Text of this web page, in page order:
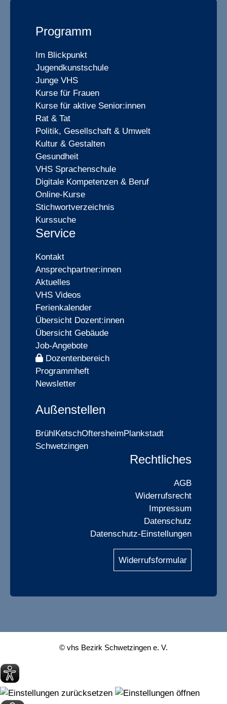
Programm
Im Blickpunkt
Jugendkunstschule
Junge VHS
Kurse für Frauen
Kurse für aktive Senior:innen
Rat & Tat
Politik, Gesellschaft & Umwelt
Kultur & Gestalten
Gesundheit
VHS Sprachenschule
Digitale Kompetenzen & Beruf
Online-Kurse
Stichwortverzeichnis
Kurssuche
Service
Kontakt
Ansprechpartner:innen
Aktuelles
VHS Videos
Ferienkalender
Übersicht Dozent:innen
Übersicht Gebäude
Job-Angebote
Dozentenbereich
Programmheft
Newsletter
Außenstellen
BrühlKetschOftersheimPlankstadt
Schwetzingen
Rechtliches
AGB
Widerrufsrecht
Impressum
Datenschutz
Datenschutz-Einstellungen
Widerrufsformular
© vhs Bezirk Schwetzingen e. V.